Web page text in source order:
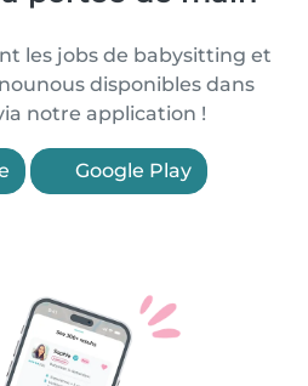
les jobs de babysitting et
disponibles dans
notre application !
Google Play